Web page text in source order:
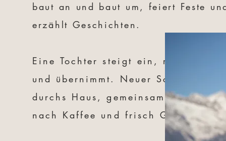
baut an und baut um, feiert Feste
erzählt Geschichten.
Eine Tochter steigt ein,
und übernimmt. Neuer Schwung
durchs Haus, gemeinsam mit dem
nach Kaffee und frisch